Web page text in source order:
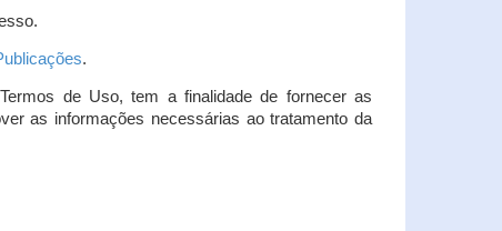
.
de Uso, tem a finalidade de fornecer as
as informações necessárias ao tratamento da